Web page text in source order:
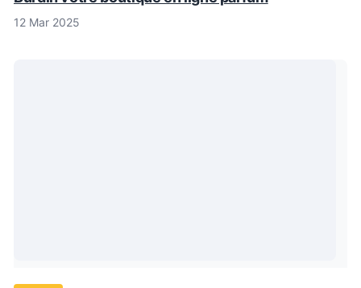
12 Mar 2025